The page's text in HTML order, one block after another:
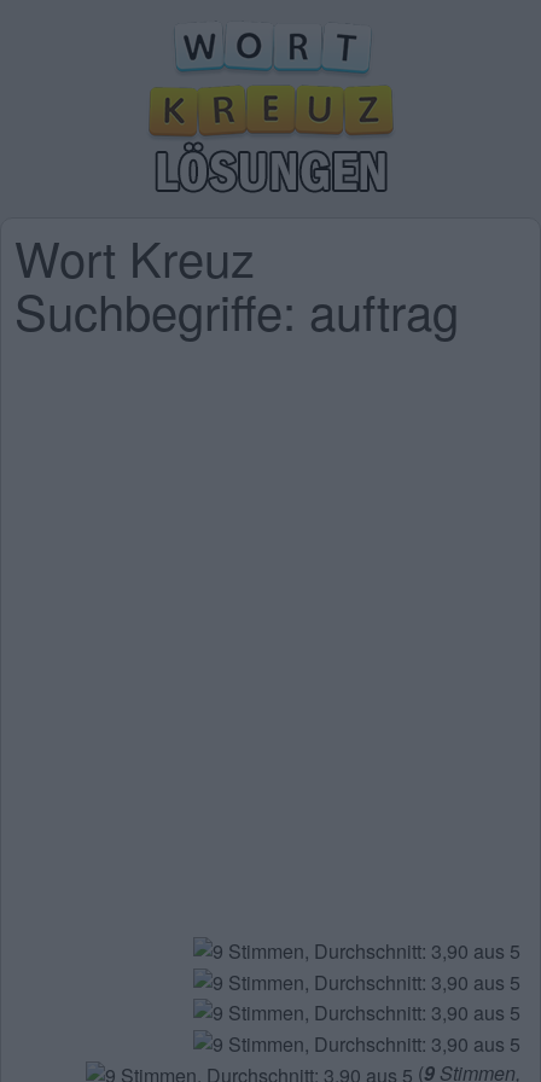
Wort Kreuz
Suchbegriffe: auftrag
(9 Stimmen,